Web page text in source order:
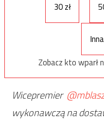
30 zł
Zobacz kto wparł
Wicepremier
wykonawczą na